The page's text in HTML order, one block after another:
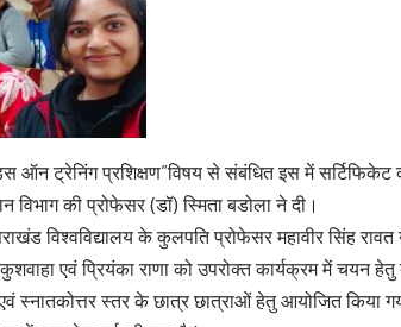
ऑन ट्रेनिंग प्रशिक्षण”विषय से संबंधित इस में
विभाग की प्रोफेसर (डॉ) स्मिता बडोला ने दी।
विश्वविद्यालय के कुलपति प्रोफेसर महावीर सिंह
एवं प्रियंका राणा को उपरोक्त कार्यक्रम में चयन
स्नातकोत्तर स्तर के छात्र छात्राओं हेतु आयोजित किया